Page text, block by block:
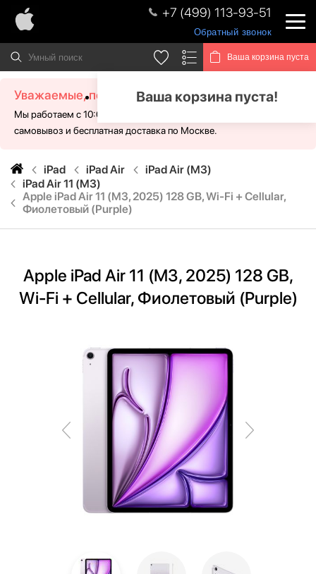
+7 (499) 113-93-51
Обратный звонок
Ваша корзина пуста
Ваша корзина пуста!
Уважаемые, посетители!
Мы работаем с 10:00 - 21:00 без выходных. Для Вас доступен
самовывоз и бесплатная доставка по Москве.
iPad iPad Air
iPad Air (M3)
iPad Air 11 (M3)
Apple iPad Air 11 (M3, 2025) 128 GB, Wi-Fi + Cellular,
Фиолетовый (Purple)
Apple iPad Air 11 (M3, 2025) 128 GB,
Wi-Fi + Cellular, Фиолетовый (Purple)